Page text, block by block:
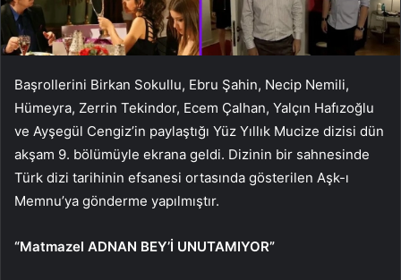
Başrollerini Birkan Sokullu, Ebru Şahin, Necip Nemili,
Hümeyra, Zerrin Tekindor, Ecem Çalhan, Yalçın Hafızoğlu
ve Ayşegül Cengiz’in paylaştığı Yüz Yıllık Mucize dizisi dün
akşam 9. bölümüyle ekrana geldi. Dizinin bir sahnesinde
Türk dizi tarihinin efsanesi ortasında gösterilen Aşk-ı
Memnu’ya gönderme yapılmıştır.
“Matmazel ADNAN BEY’İ UNUTAMIYOR”